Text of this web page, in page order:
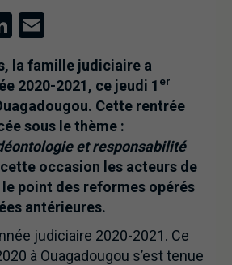
LinkedIn
la famille judiciaire a
2020-2021, ce jeudi 1 er
Cette rentrée
sous le thème :
et responsabilité
occasion les acteurs de
point des reformes opérés
antérieures.
judiciaire 2020-2021. Ce
à Ouagadougou s’est tenue